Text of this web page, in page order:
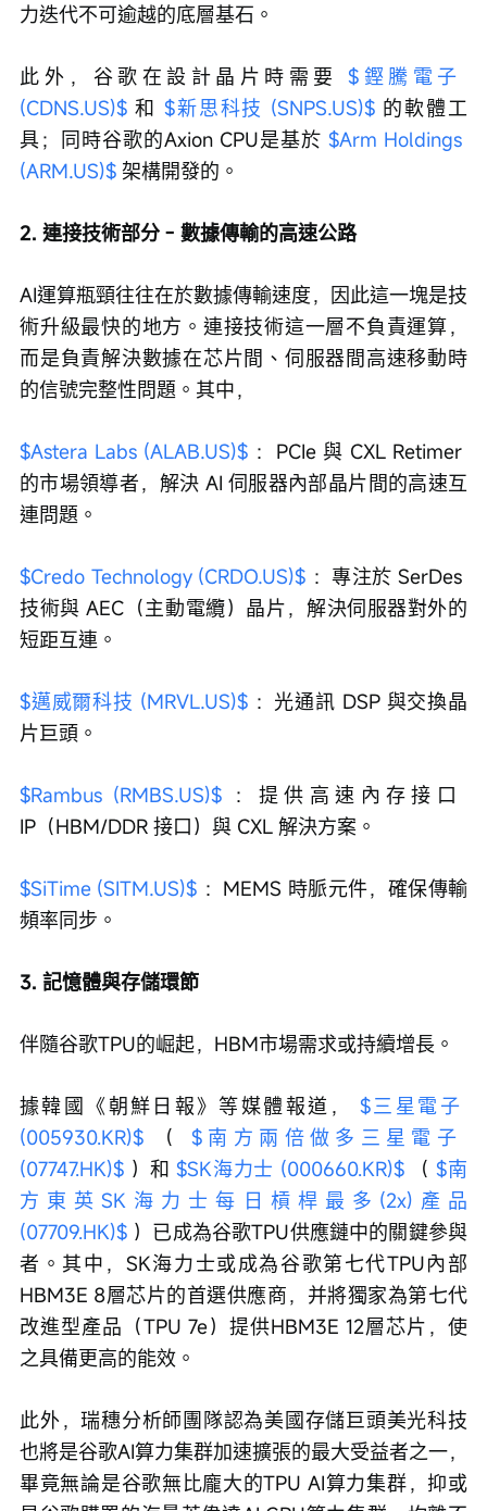
力迭代不可逾越的底層基石。
此外，谷歌在設計晶片時需要 $鏗騰電子
(CDNS.US)$ 和 $新思科技 (SNPS.US)$ 的軟體工
具；同時谷歌的Axion CPU是基於 $Arm Holdings
(ARM.US)$ 架構開發的。
2. 連接技術部分 - 數據傳輸的高速公路
AI運算瓶頸往往在於數據傳輸速度，因此這一塊是技
術升級最快的地方。連接技術這一層不負責運算，
而是負責解決數據在芯片間、伺服器間高速移動時
的信號完整性問題。其中，
$Astera Labs (ALAB.US)$ ：PCIe 與 CXL Retimer
的市場領導者，解決 AI 伺服器內部晶片間的高速互
連問題。
$Credo Technology (CRDO.US)$ ：專注於 SerDes
技術與 AEC（主動電纜）晶片，解決伺服器對外的
短距互連。
$邁威爾科技 (MRVL.US)$ ：光通訊 DSP 與交換晶
片巨頭。
$Rambus (RMBS.US)$ ：提供高速內存接口
IP（HBM/DDR 接口）與 CXL 解決方案。
$SiTime (SITM.US)$ ：MEMS 時脈元件，確保傳輸
頻率同步。
3. 記憶體與存儲環節
伴隨谷歌TPU的崛起，HBM市場需求或持續增長。
據韓國《朝鮮日報》等媒體報道， $三星電子
(005930.KR)$ （ $南方兩倍做多三星電子
(07747.HK)$ ）和 $SK海力士 (000660.KR)$ （ $南
方東英SK海力士每日槓桿最多(2x)產品
(07709.HK)$ ）已成為谷歌TPU供應鏈中的關鍵參與
者。其中，SK海力士或成為谷歌第七代TPU內部
HBM3E 8層芯片的首選供應商，并將獨家為第七代
改進型產品（TPU 7e）提供HBM3E 12層芯片，使
之具備更高的能效。
此外，瑞穗分析師團隊認為美國存儲巨頭美光科技
也將是谷歌AI算力集群加速擴張的最大受益者之一，
畢竟無論是谷歌無比龐大的TPU AI算力集群，抑或